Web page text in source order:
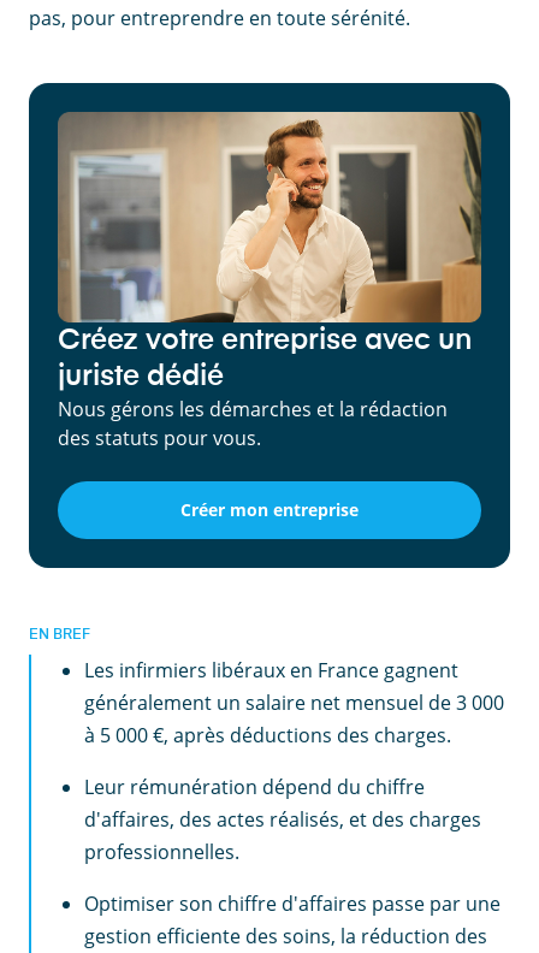
pas, pour entreprendre en toute sérénité.
Créez votre entreprise avec un
juriste dédié
Nous gérons les démarches et la rédaction
des statuts pour vous.
Créer mon entreprise
EN BREF
Les infirmiers libéraux en France gagnent
généralement un salaire net mensuel de 3 000
à 5 000 €, après déductions des charges.
Leur rémunération dépend du chiffre
d'affaires, des actes réalisés, et des charges
professionnelles.
Optimiser son chiffre d'affaires passe par une
gestion efficiente des soins, la réduction des